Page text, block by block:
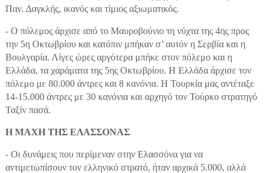
Παν. Δαγκλής, ικανός και τίμιος αξιωματικός.
- Ο πόλεμος άρχισε από το Μαυροβούνιο τη νύχτα της 4ης προς
την 5η Οκτωβρίου και κατόπιν μπήκαν σ’ αυτόν η Σερβία και η
Βουλγαρία. Λίγες ώρες αργότερα μπήκε στον πόλεμο και η
Ελλάδα, τα χαράματα της 5ης Οκτωβρίου. Η Ελλάδα άρχισε τον
πόλεμο με 80.000 άντρες και 8 κανόνια. Η Τουρκία μας αντέταξε
14-15.000 άντρες με 30 κανόνια και αρχηγό τον Τούρκο στρατηγό
Ταξίν πασά.
Η ΜΑΧΗ ΤΗΣ ΕΛΑΣΣΟΝΑΣ
- Οι δυνάμεις που περίμεναν στην Ελασσόνα για να
αντιμετωπίσουν τον ελληνικό στρατό, ήταν αρχικά 5.000, αλλά